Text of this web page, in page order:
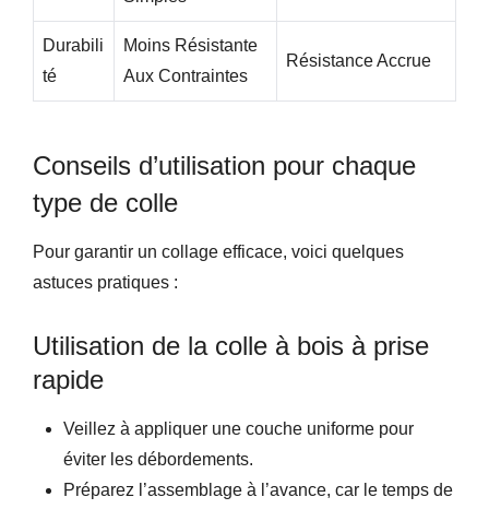
Durabili
Té
Moins Résistante
Aux Contraintes
Résistance Accrue
Conseils d’utilisation pour chaque
type de colle
Pour garantir un collage efficace, voici quelques
astuces pratiques :
Utilisation de la colle à bois à prise
rapide
Veillez à appliquer une couche uniforme pour
éviter les débordements.
Préparez l’assemblage à l’avance, car le temps de